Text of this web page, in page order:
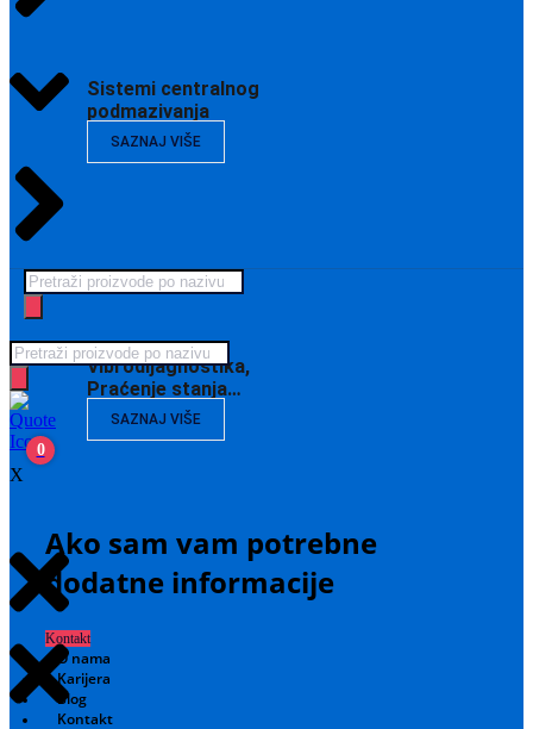
Sistemi centralnog
podmazivanja
SAZNAJ VIŠE
Vibrodijagnostika,
Praćenje stanja…
SAZNAJ VIŠE
Ako sam vam potrebne
dodatne informacije
Kontakt
O nama
Karijera
Blog
Kontakt
Products
search
Products
search
0
X